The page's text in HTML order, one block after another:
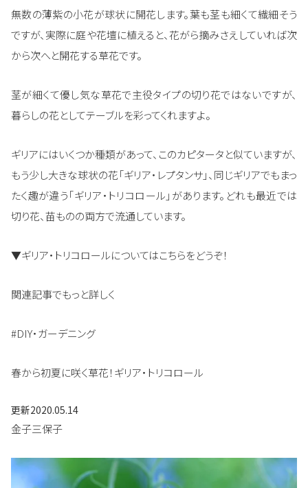
無数の薄紫の小花が球状に開花します。葉も茎も細くて繊細そう
ですが、実際に庭や花壇に植えると、花がら摘みさえしていれば次
から次へと開花する草花です。
茎が細くて優し気な草花で主役タイプの切り花ではないですが、
暮らしの花としてテーブルを彩ってくれますよ。
ギリアにはいくつか種類があって、このカピタータと似ていますが、
もう少し大きな球状の花「ギリア・レプタンサ」、同じギリアでもまっ
たく趣が違う「ギリア・トリコロール」があります。どれも最近では
切り花、苗ものの両方で流通しています。
▼ギリア・トリコロールについてはこちらをどうぞ！
関連記事でもっと詳しく
#DIY・ガーデニング
春から初夏に咲く草花！ギリア・トリコロール
更新2020.05.14
金子三保子